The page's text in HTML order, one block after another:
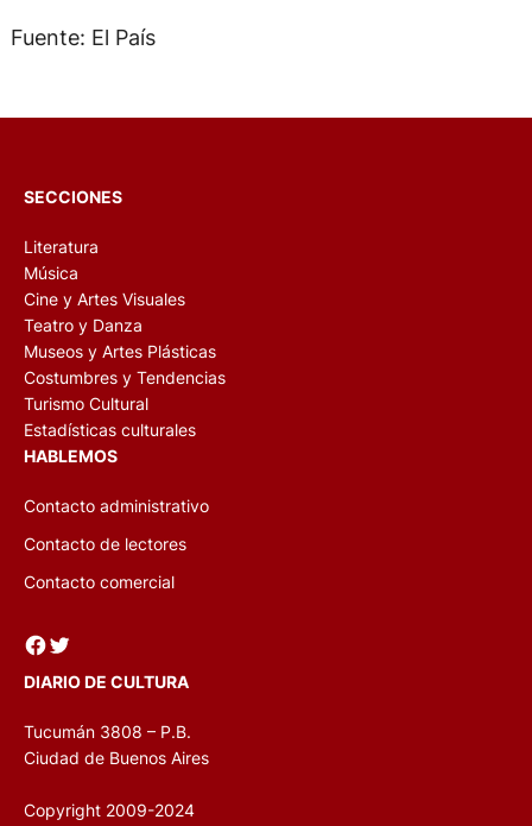
Fuente: El País
SECCIONES
Literatura
Música
Cine y Artes Visuales
Teatro y Danza
Museos y Artes Plásticas
Costumbres y Tendencias
Turismo Cultural
Estadísticas culturales
HABLEMOS
Contacto administrativo
Contacto de lectores
Contacto comercial
Facebook Twitter
DIARIO DE CULTURA
Tucumán 3808 – P.B.
Ciudad de Buenos Aires
Copyright 2009-2024